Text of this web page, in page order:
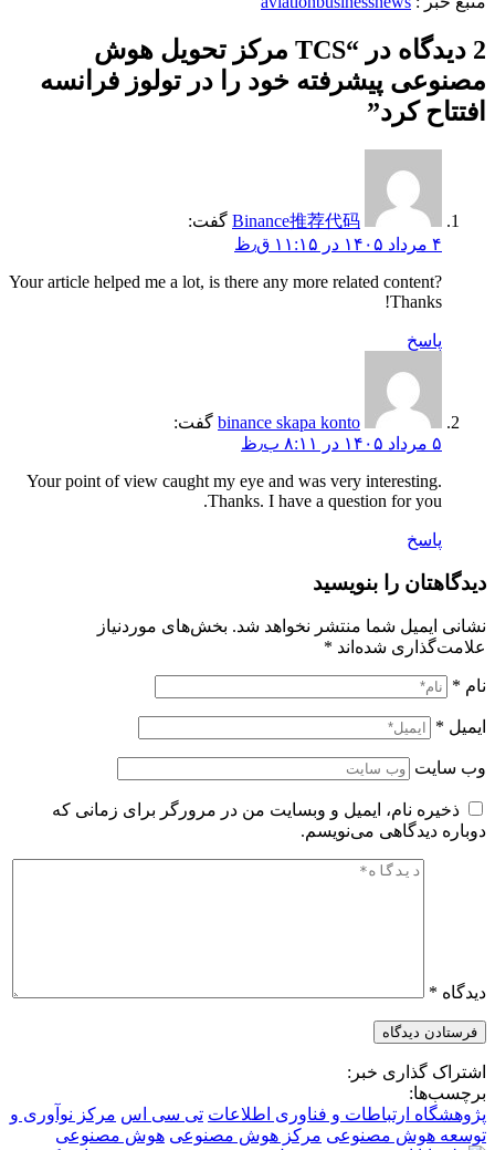
2 دیدگاه در “
TCS مرکز تحویل هوش
مصنوعی پیشرفته خود را در تولوز فرانسه
افتتاح کرد”
Binance推荐代码 گفت:
۴ مرداد ۱۴۰۵ در ۱۱:۱۵ ق٫ظ
Your article helped me a lot, is there any more related content?
Thanks!
پاسخ
binance skapa konto گفت:
۵ مرداد ۱۴۰۵ در ۸:۱۱ ب٫ظ
Your point of view caught my eye and was very interesting.
Thanks. I have a question for you.
پاسخ
دیدگاهتان را بنویسید
نشانی ایمیل شما منتشر نخواهد شد. بخش‌های موردنیاز
علامت‌گذاری شده‌اند *
نام *
ایمیل *
وب‌ سایت
ذخیره نام، ایمیل و وبسایت من در مرورگر برای زمانی که
دوباره دیدگاهی می‌نویسم.
دیدگاه *
اشتراک گذاری خبر:
برچسب‌ها:
پژوهشگاه ارتباطات و فناوری اطلاعات تی سی اس مرکز نوآوری و
توسعه هوش مصنوعی مرکز هوش مصنوعی هوش مصنوعی